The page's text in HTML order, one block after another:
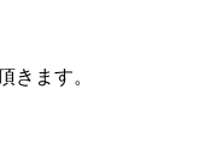
きます。